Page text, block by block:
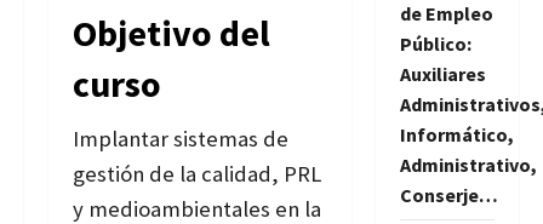
Objetivo del
curso
Implantar sistemas de
gestión de la calidad, PRL
y medioambientales en la
de Empleo
Público:
Auxiliares
Informático,
Administrativo,
Conserje…